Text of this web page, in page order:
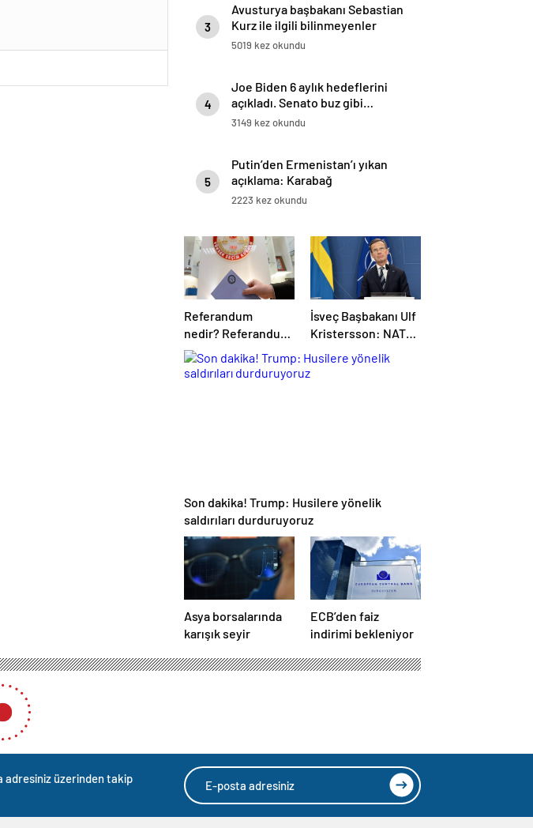
3
Avusturya başbakanı Sebastian
Kurz ile ilgili bilinmeyenler
5019 kez okundu
4
Joe Biden 6 aylık hedeflerini
açıkladı. Senato buz gibi…
3149 kez okundu
5
Putin’den Ermenistan’ı yıkan
açıklama: Karabağ
Azerbaycan’ın ayrılmaz bir
2223 kez okundu
Referandum
nedir? Referandumun
yapılma nedenleri
İsveç Başbakanı Ulf
Kristersson: NATO
ülkeleri savunma
harcamalarını
Son dakika! Trump: Husilere yönelik
saldırıları durduruyoruz
Asya borsalarında
karışık seyir
ECB’den faiz
indirimi bekleniyor
adresiniz üzerinden takip